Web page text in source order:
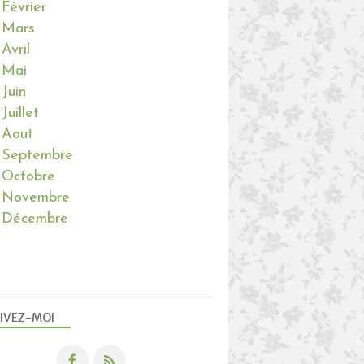
MOI
Février
Mars
Avril
Mai
Juin
Juillet
Aout
Septembre
Octobre
Novembre
Décembre